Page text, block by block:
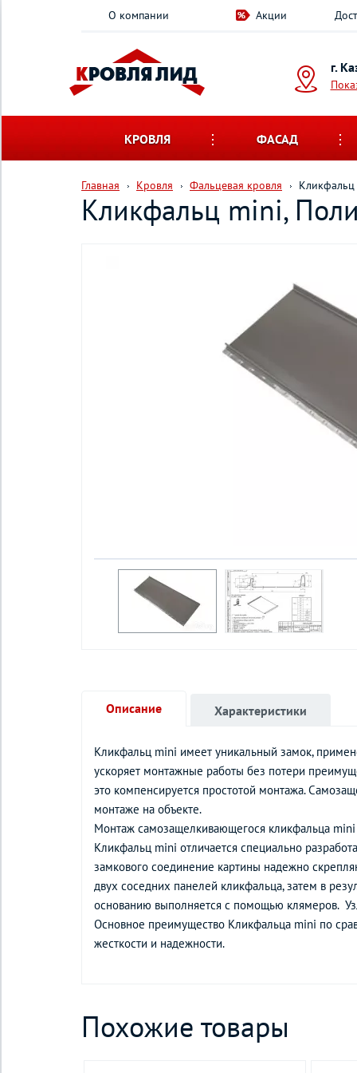
О компании Акции
г.
КРОВЛЯ ФАСАД
Главная Кровля Фальцевая кровля Кликфальц
Кликфальц mini,
Описание
Кликфальц mini имеет уникальный замок,
ускоряет монтажные работы без потери
это компенсируется простотой монтажа.
монтаже на объекте.
Монтаж самозащелкивающегося кликфальца mini
Кликфальц mini отличается специально
замкового соединение картины надежно
двух соседних панелей кликфальца, затем в
основанию выполняется с помощью клямеров.
Основное преимущество Кликфальца mini по
жесткости и надежности.
Характеристики
Похожие товары